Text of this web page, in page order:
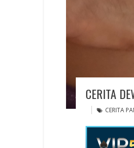
CERITA
CERITA